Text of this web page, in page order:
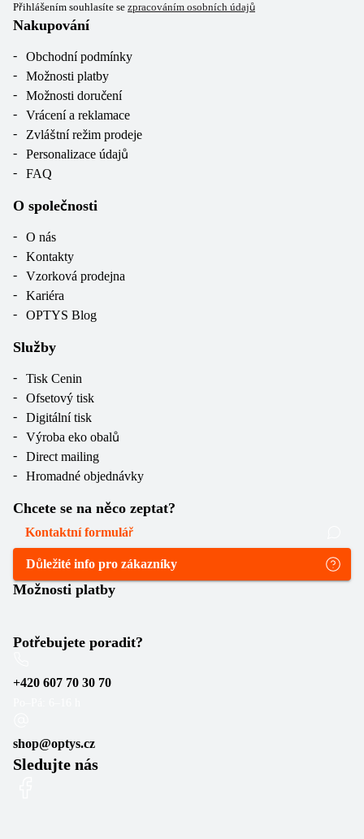
Přihlášením souhlasíte se zpracováním osobních údajů
Nakupování
Obchodní podmínky
Možnosti platby
Možnosti doručení
Vrácení a reklamace
Zvláštní režim prodeje
Personalizace údajů
FAQ
O společnosti
O nás
Kontakty
Vzorková prodejna
Kariéra
OPTYS Blog
Služby
Tisk Cenin
Ofsetový tisk
Digitální tisk
Výroba eko obalů
Direct mailing
Hromadné objednávky
Chcete se na něco zeptat?
Kontaktní formulář
Důležité info pro zákazníky
Možnosti platby
Potřebujete poradit?
+420 607 70 30 70
shop@optys.cz
Sledujte nás